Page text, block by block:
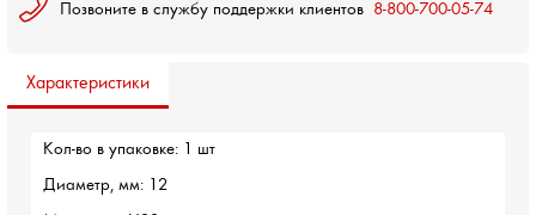
Позвоните в службу поддержки клиентов 8-800-700-05-74
Характеристики
Кол-во в упаковке: 1 шт
Диаметр, мм: 12